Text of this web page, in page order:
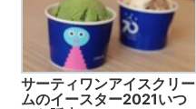
サーティワンアイスクリー
ムのイースター2021いつ